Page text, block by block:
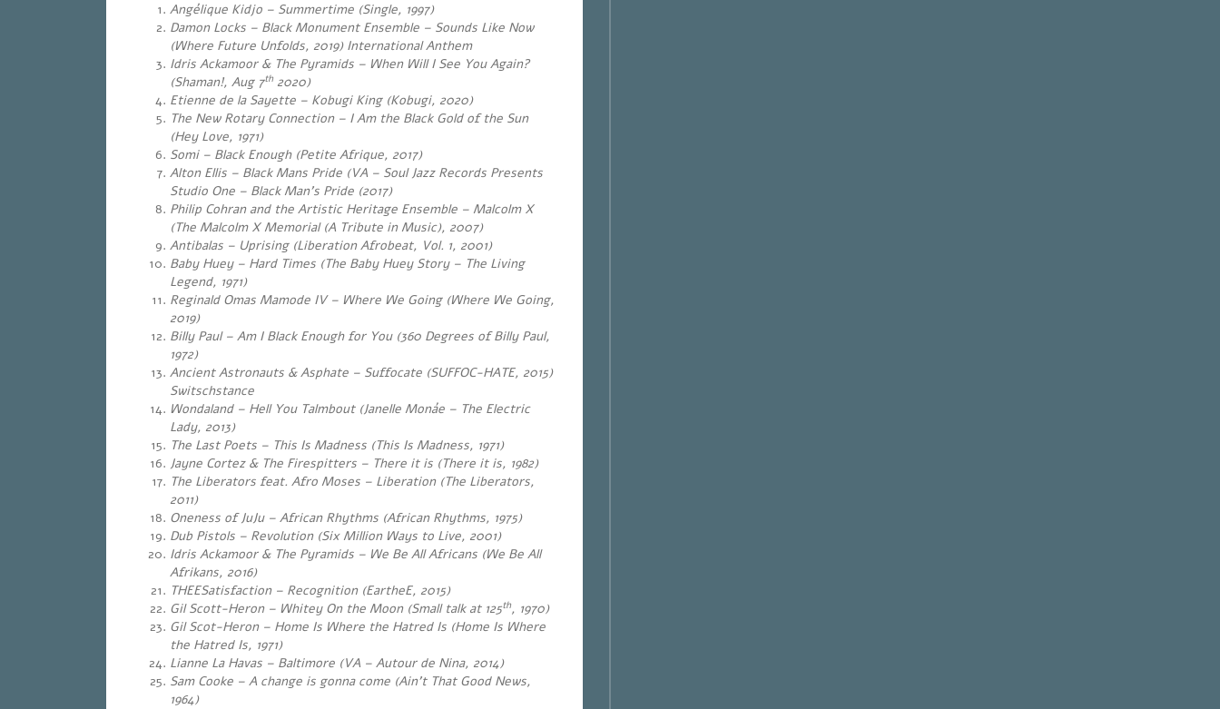
Angélique Kidjo – Summertime (Single, 1997)
Damon Locks – Black Monument Ensemble – Sounds Like Now
(Where Future Unfolds, 2019) International Anthem
Idris Ackamoor & The Pyramids – When Will I See You Again?
(Shaman!, Aug 7th 2020)
Etienne de la Sayette – Kobugi King (Kobugi, 2020)
The New Rotary Connection – I Am the Black Gold of the Sun
(Hey Love, 1971)
Somi – Black Enough (Petite Afrique, 2017)
AltonEllis – Black Mans Pride (VA – Soul Jazz Records Presents
Studio One – Black Man’s Pride (2017)
Philip Cohran and the Artistic Heritage Ensemble – Malcolm X
(The Malcolm X Memorial (A Tribute in Music), 2007)
Antibalas – Uprising (Liberation Afrobeat, Vol. 1, 2001)
Baby Huey – Hard Times (The Baby Huey Story – The Living
Legend, 1971)
Reginald Omas Mamode IV – Where We Going (Where We Going,
2019)
Billy Paul – Am I Black Enough for You (360 Degrees of Billy Paul,
1972)
Ancient Astronauts & Asphate – Suffocate (SUFFOC-HATE, 2015)
Switschstance
Wondaland – Hell You Talmbout (Janelle Monáe – The Electric
Lady, 2013)
The Last Poets – This Is Madness (This Is Madness, 1971)
Jayne Cortez & The Firespitters – There it is (There it is, 1982)
The Liberators feat. Afro Moses – Liberation (The Liberators,
2011)
Oneness of JuJu – African Rhythms (African Rhythms, 1975)
Dub Pistols – Revolution (Six Million Ways to Live, 2001)
Idris Ackamoor & The Pyramids – We Be All Africans (We Be All
Afrikans, 2016)
THEESatisfaction – Recognition (EartheE, 2015)
Gil Scott-Heron – Whitey On the Moon (Small talk at 125th, 1970)
Gil Scot-Heron – Home Is Where the Hatred Is (Home Is Where
the Hatred Is, 1971)
Lianne La Havas – Baltimore (VA – Autour de Nina, 2014)
Sam Cooke – A change is gonna come (Ain’t That Good News,
1964)